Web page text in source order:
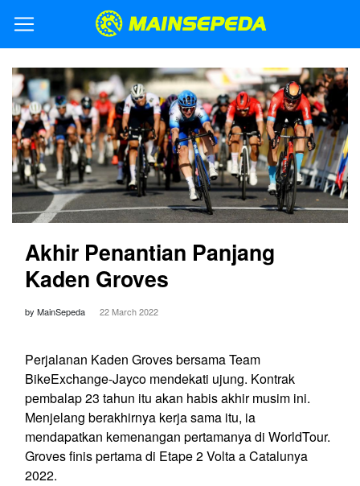
Akhir Penantian Panjang
Kaden Groves
by MainSepeda 22 March 2022
Perjalanan Kaden Groves bersama Team
BikeExchange-Jayco mendekati ujung. Kontrak
pembalap 23 tahun itu akan habis akhir musim ini.
Menjelang berakhirnya kerja sama itu, ia
mendapatkan kemenangan pertamanya di WorldTour.
Groves finis pertama di Etape 2 Volta a Catalunya
2022.